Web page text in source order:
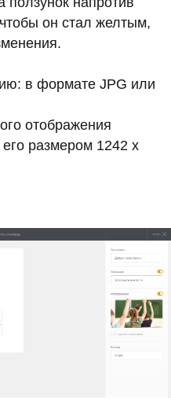
он стал желтым,
в формате JPG или
отображения
размером 1242 x